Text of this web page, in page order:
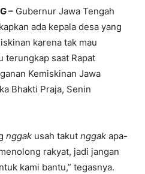
– Gubernur Jawa Tengah
ada kepala desa yang
karena tak mau
terungkap saat Rapat
Kemiskinan Jawa
Bhakti Praja, Senin
nggak usah takut nggak apa-
rakyat, jadi jangan
kami bantu,” tegasnya.